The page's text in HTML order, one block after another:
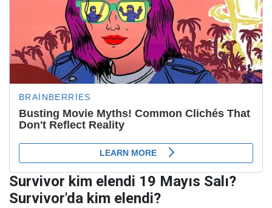
Survivor kim elendi 19 Mayıs Salı?
Survivor'da kim elendi?